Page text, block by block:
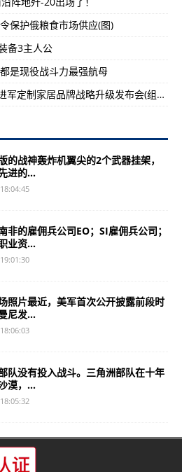
保护俄粮食市场供应(图)
备3主人公
是现役战斗力最强航母
2021年SCHMIDT司米橱柜进军定制家居品牌战略升级发布会(组图)
的战神轰炸机翼尖的2个武器挂架，
进的...
非的雇佣兵公司EO；SI雇佣兵公司；
业资...
照片最近，美军首次公开披露前段时
尼发...
队没有投入战斗。三角洲部队在十年
漠，...